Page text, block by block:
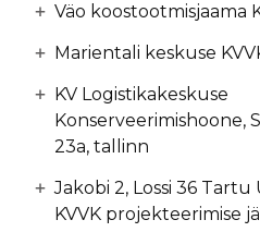
Väo koostootmisjaama
Marientali keskuse
KV Logistikakeskuse
Konserveerimishoone,
23a, tallinn
Jakobi 2, Lossi 36
KVVK projekteerimise